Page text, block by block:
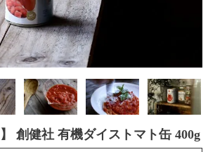
】 創健社 有機ダイストマト缶 400g